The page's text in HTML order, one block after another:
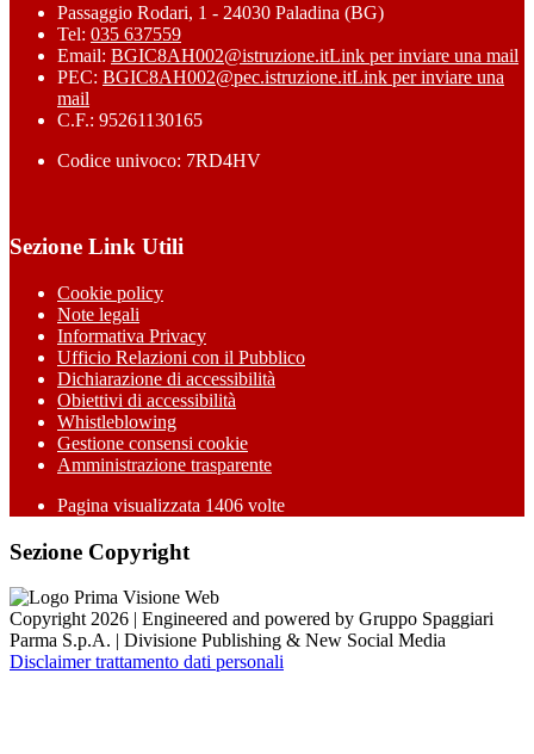
Passaggio Rodari, 1 - 24030 Paladina (BG)
Tel: 035 637559
Email: BGIC8AH002@istruzione.itLink per inviare una mail
PEC: BGIC8AH002@pec.istruzione.itLink per inviare una
mail
C.F.: 95261130165
Codice univoco: 7RD4HV
Sezione Link Utili
Cookie policy
Note legali
Informativa Privacy
Ufficio Relazioni con il Pubblico
Dichiarazione di accessibilità
Obiettivi di accessibilità
Whistleblowing
Gestione consensi cookie
Amministrazione trasparente
Pagina visualizzata 1406 volte
Sezione Copyright
Copyright 2026 | Engineered and powered by Gruppo Spaggiari
Parma S.p.A. | Divisione Publishing & New Social Media
Disclaimer trattamento dati personali